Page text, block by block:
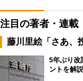
注目の著者・連載
藤川里絵「さあ、
5年ぶり改
ントを解